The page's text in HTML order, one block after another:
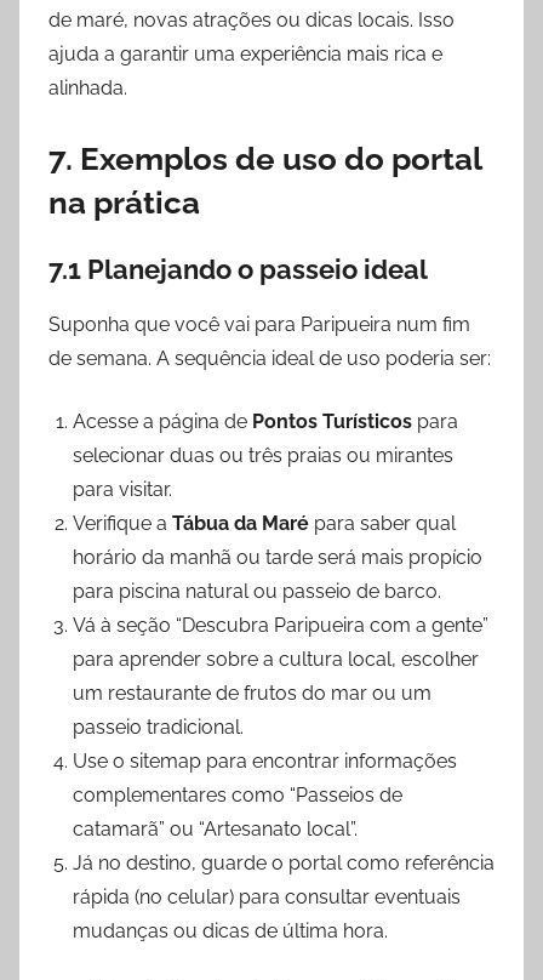
de maré, novas atrações ou dicas locais. Isso
ajuda a garantir uma experiência mais rica e
alinhada.
7. Exemplos de uso do portal
na prática
7.1 Planejando o passeio ideal
Suponha que você vai para Paripueira num fim
de semana. A sequência ideal de uso poderia ser:
Acesse a página de Pontos Turísticos para
selecionar duas ou três praias ou mirantes
para visitar.
Verifique a Tábua da Maré para saber qual
horário da manhã ou tarde será mais propício
para piscina natural ou passeio de barco.
Vá à seção “Descubra Paripueira com a gente”
para aprender sobre a cultura local, escolher
um restaurante de frutos do mar ou um
passeio tradicional.
Use o sitemap para encontrar informações
complementares como “Passeios de
catamarã” ou “Artesanato local”.
Já no destino, guarde o portal como referência
rápida (no celular) para consultar eventuais
mudanças ou dicas de última hora.